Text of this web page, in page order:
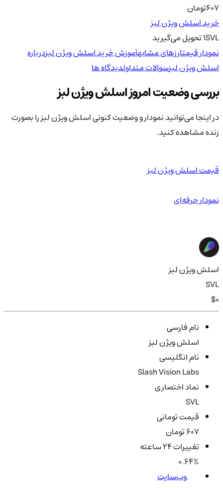
607تومان
خرید اسلش ویژن لبز
1SVLتحویلمی‌گیرید
نمودار قیمتارزهای مشابهآموزش خرید اسلش ویژن لبزدرباره
اسلش ویژن لبزسوالات متداولدیدگاه ها
بررسی وضعیت امروز اسلش ویژن لبز
در اینجا می‌توانید نمودار و وضعیت کنونی اسلش ویژن لبز را بصورت
زنده مشاهده کنید.
قیمت اسلش ویژن لبز
نمودار حرفه‌ای
اسلش ویژن لبز
SVL
$0
نام فارسی
اسلش ویژن لبز
نام انگلیسی
Slash Vision Labs
نماد اختصاری
SVL
قیمت تومانی
607 تومان
تغییرات ۲۴ ساعته
0.64%
وب‌سایت